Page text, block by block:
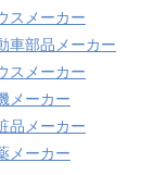
スメーカー
車部品メーカー
スメーカー
メーカー
品メーカー
メーカー